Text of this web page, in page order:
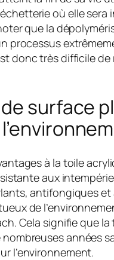
où elle sera
que la
processus
donc très difficile
surface
à la toile
aux
antifongiques
de
Cela signifie que
années
l’environnement.